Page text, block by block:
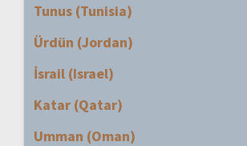
Tunus (Tunisia)
Ürdün (Jordan)
İsrail (Israel)
Katar (Qatar)
Umman (Oman)